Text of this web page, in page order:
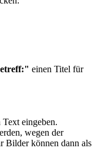
einen Titel für
eingeben.
wegen der
Bilder können dann als